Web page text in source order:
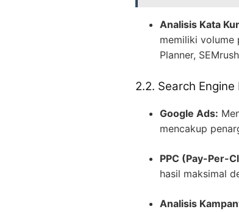
Analisis Kata
memiliki volume
Planner,
2.2. Search
Google Ads:
mencakup
PPC (Pay-Per-
hasil maksimal
Analisis